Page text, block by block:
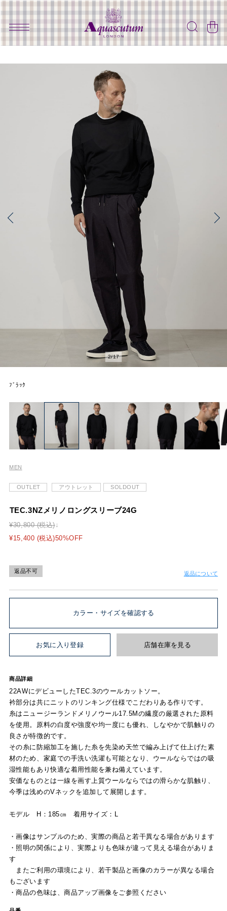
2/17
ﾌﾞﾗｯｸ
MEN
OUTLET アウトレット SOLDOUT
TEC.3NZメリノロングスリーブ24G
¥30,800 (税込)
¥15,400 (税込)50%OFF
返品不可 返品について
カラー・サイズを確認する
お気に入り登録 店舗在庫を見る
商品詳細
22AWにデビューしたTEC.3のウールカットソー。
衿部分は共にニットのリンキング仕様でこだわりある作りです。
糸はニュージーランドメリノウール17.5Μの繊度の厳選された原料
を使用。原料の白度や強度や均一度にも優れ、しなやかで肌触りの
良さが特徴的です。
その糸に防縮加工を施した糸を先染め天竺で編み上げて仕上げた素
材のため、家庭での手洗い洗濯も可能となり、ウールならではの吸
湿性能もあり快適な着用性能を兼ね備えています。
安価なものとは一線を画す上質ウールならではの滑らかな肌触り、
今季は浅めのVネックを追加して展開します。
モデル H：185㎝ 着用サイズ：L
・画像はサンプルのため、実際の商品と若干異なる場合があります
・照明の関係により、実際よりも色味が違って見える場合がありま
す
またご利用の環境により、若干製品と画像のカラーが異なる場合
もございます
・商品の色味は、商品アップ画像をご参照ください